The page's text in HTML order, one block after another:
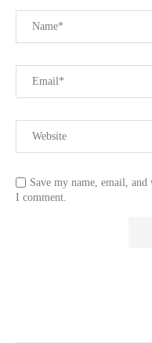
Save my name, email,
I comment.